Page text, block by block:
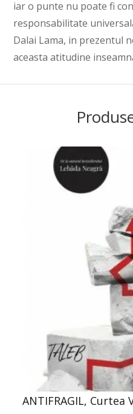
iar o punte nu poate fi
responsabilitate
Dalai Lama, in prezentul
aceasta atitudine
ANTIFRAGIL,